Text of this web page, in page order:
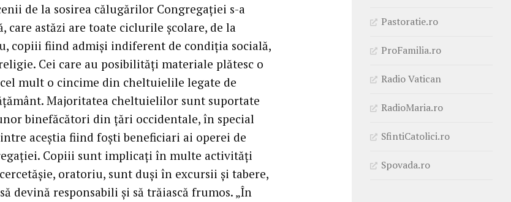
de la sosirea călugărilor Congregaţiei s-a
care astăzi are toate ciclurile şcolare, de la
copiii fiind admişi indiferent de condiţia socială,
Cei care au posibilităţi materiale plătesc o
mult o cincime din cheltuielile legate de
Majoritatea cheltuielilor sunt suportate
binefăcători din ţări occidentale, în special
aceştia fiind foşti beneficiari ai operei de
Copiii sunt implicaţi în multe activităţi
oratoriu, sunt duşi în excursii şi tabere,
devină responsabili şi să trăiască frumos. „În
Pastoratie.ro
ProFamilia.ro
Radio Vatican
RadioMaria.ro
SfintiCatolici.ro
Spovada.ro